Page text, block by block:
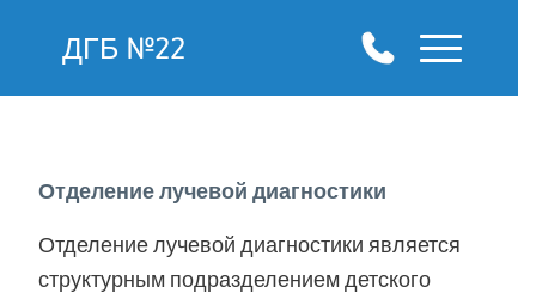
ДГБ №22
Отделение лучевой диагностики
Отделение лучевой диагностики является
структурным подразделением детского